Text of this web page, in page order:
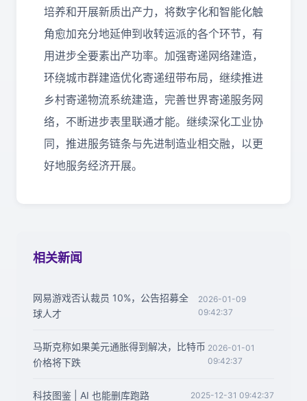
培养和开展新质出产力，将数字化和智能化触
角愈加充分地延伸到收转运派的各个环节，有
用进步全要素出产功率。加强寄递网络建造，
环绕城市群建造优化寄递纽带布局，继续推进
乡村寄递物流系统建造，完善世界寄递服务网
络，不断进步表里联通才能。继续深化工业协
同，推进服务链条与先进制造业相交融，以更
好地服务经济开展。
相关新闻
网易游戏否认裁员 10%，公告招募全
球人才
2026-01-09
09:42:37
马斯克称如果美元通胀得到解决，比特币
价格将下跌
2026-01-01
09:42:37
科技图鉴 | AI 也能删库跑路 2025-12-31 09:42:37